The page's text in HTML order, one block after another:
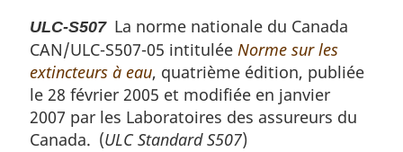
ULC-S507La norme nationale du Canada
CAN/ULC-S507-05 intitulée Norme sur les
extincteurs à eau, quatrième édition, publiée
le 28 février 2005 et modifiée en janvier
2007 par les Laboratoires des assureurs du
Canada. (ULC Standard S507)